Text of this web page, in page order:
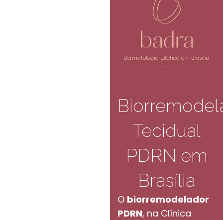
Dermatologia Estética em Brasília
Tecidual
PDRN em
Brasília
O biorremodelador
PDRN, na Clínica